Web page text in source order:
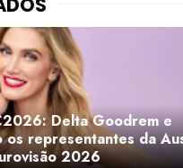
Delta Goodrem e
os representantes da
2026